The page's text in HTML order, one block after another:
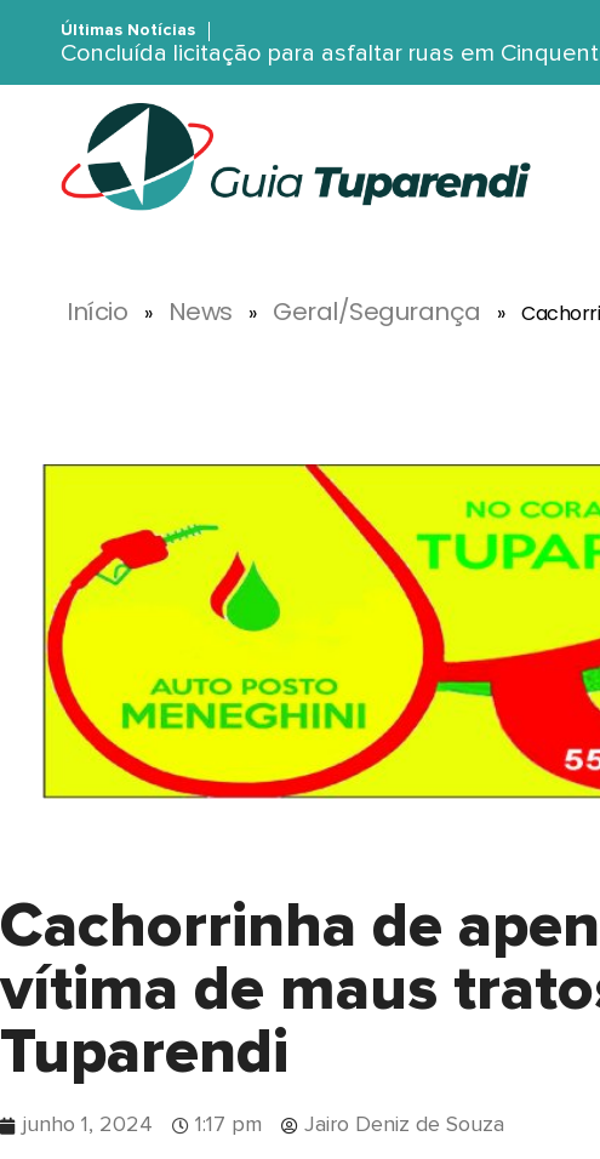
Últimas Notícias
Concluída licitação para asfaltar ruas em
Início » News » Geral/Segurança »
Cachorrinha de
vítima de maus
Tuparendi
junho 1, 2024 1:17 pm Jairo Deniz de Souza